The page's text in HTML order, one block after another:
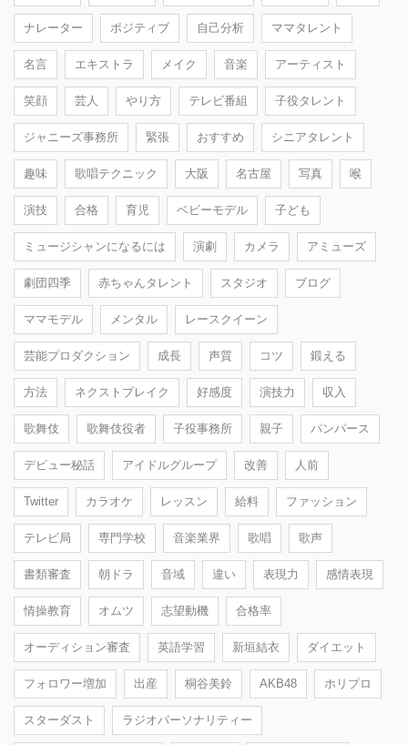
ナレーター ポジティブ 自己分析 ママタレント
名言 エキストラ メイク 音楽 アーティスト
笑顔 芸人 やり方 テレビ番組 子役タレント
ジャニーズ事務所 緊張 おすすめ シニアタレント
趣味 歌唱テクニック 大阪 名古屋 写真 喉
演技 合格 育児 ベビーモデル 子ども
ミュージシャンになるには 演劇 カメラ アミューズ
劇団四季 赤ちゃんタレント スタジオ ブログ
ママモデル メンタル レースクイーン
芸能プロダクション 成長 声質 コツ 鍛える
方法 ネクストブレイク 好感度 演技力 収入
歌舞伎 歌舞伎役者 子役事務所 親子 パンパース
デビュー秘話 アイドルグループ 改善 人前
Twitter カラオケ レッスン 給料 ファッション
テレビ局 専門学校 音楽業界 歌唱 歌声
書類審査 朝ドラ 音域 違い 表現力 感情表現
情操教育 オムツ 志望動機 合格率
オーディション審査 英語学習 新垣結衣 ダイエット
フォロワー増加 出産 桐谷美鈴 AKB48 ホリプロ
スターダスト ラジオパーソナリティー